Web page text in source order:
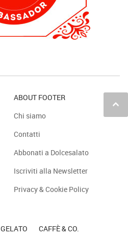
keyboard_arrow_up
ABOUT FOOTER
Chi siamo
Contatti
Abbonati a Dolcesalato
Iscriviti alla Newsletter
Privacy & Cookie Policy
GELATO CAFFÈ & CO.